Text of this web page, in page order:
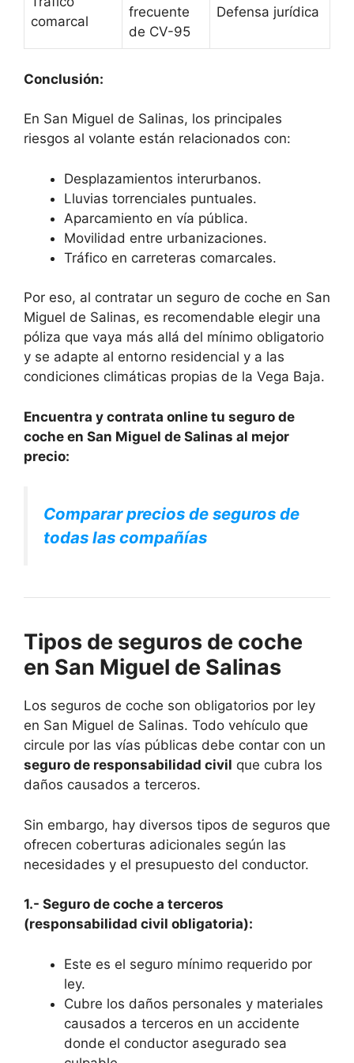
comarcal
frecuente
de CV-95
Defensa jurídica
Conclusión:
En San Miguel de Salinas, los principales
riesgos al volante están relacionados con:
Desplazamientos interurbanos.
Lluvias torrenciales puntuales.
Aparcamiento en vía pública.
Movilidad entre urbanizaciones.
Tráfico en carreteras comarcales.
Por eso, al contratar un seguro de coche en San
Miguel de Salinas, es recomendable elegir una
póliza que vaya más allá del mínimo obligatorio
y se adapte al entorno residencial y a las
condiciones climáticas propias de la Vega Baja.
Encuentra y contrata online tu seguro de
coche en San Miguel de Salinas al mejor
precio:
Comparar precios de seguros de
todas las compañías
Tipos de seguros de coche
en San Miguel de Salinas
Los seguros de coche son obligatorios por ley
en San Miguel de Salinas. Todo vehículo que
circule por las vías públicas debe contar con un
seguro de responsabilidad civil que cubra los
daños causados a terceros.
Sin embargo, hay diversos tipos de seguros que
ofrecen coberturas adicionales según las
necesidades y el presupuesto del conductor.
1.- Seguro de coche a terceros
(responsabilidad civil obligatoria):
Este es el seguro mínimo requerido por
ley.
Cubre los daños personales y materiales
causados a terceros en un accidente
donde el conductor asegurado sea